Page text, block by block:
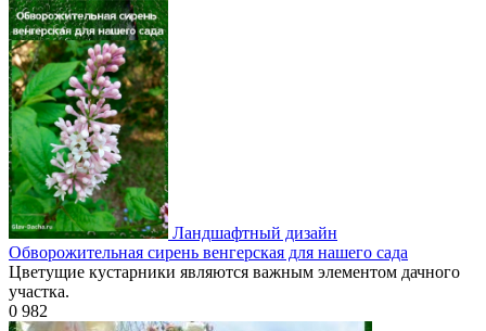
Ландшафтный дизайн
Обворожительная сирень венгерская для нашего сада
Цветущие кустарники являются важным элементом дачного
участка.
0 982